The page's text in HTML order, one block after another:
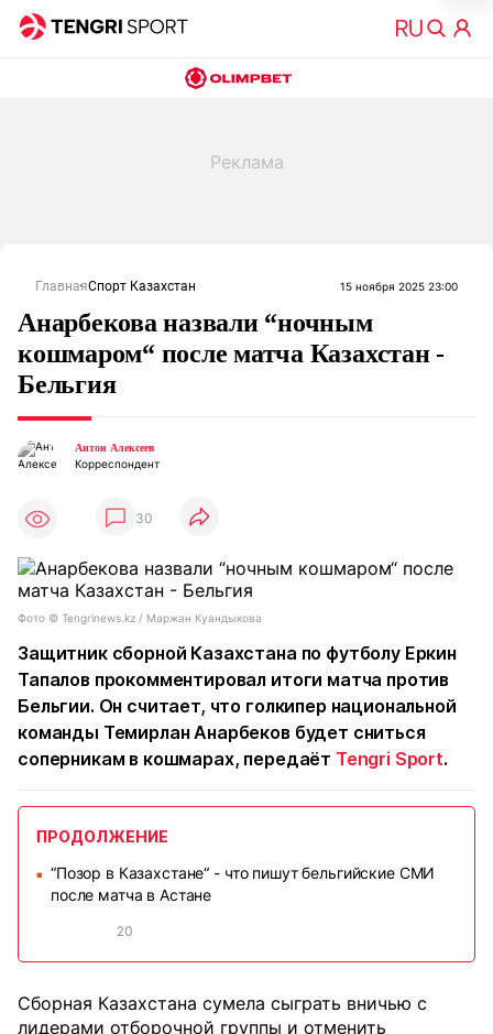
ГлавнаяСпорт Казахстан 15 ноября 2025 23:00
Анарбекова назвали “ночным
кошмаром“ после матча Казахстан -
Бельгия
Антон Алексеев
Корреспондент
30
Фото ©️ Tengrinews.kz / Маржан Куандыкова
Защитник сборной Казахстана по футболу Еркин
Тапалов прокомментировал итоги матча против
Бельгии. Он считает, что голкипер национальной
команды Темирлан Анарбеков будет сниться
соперникам в кошмарах, передаёт Tengri Sport.
ПРОДОЛЖЕНИЕ
■
“Позор в Казахстане“ - что пишут бельгийские СМИ
после матча в Астане
20
Сборная Казахстана сумела сыграть вничью с
лидерами отборочной группы и отменить